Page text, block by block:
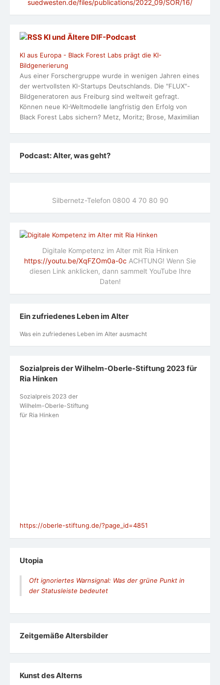
suedwesten.de/files/publications/2022_09/SOR/16/
KI und Ältere DlF-Podcast
KI aus Europa - Black Forest Labs prägt die KI-
Bildgenerierung
Aus einer Forschergruppe wurde in wenigen Jahren eines
der wertvollsten KI-Startups Deutschlands. Die "FLUX"-
Bildgeneratoren aus Freiburg sind weltweit gefragt.
Können neue KI-Weltmodelle langfristig den Erfolg von
Black Forest Labs sichern? Metz, Moritz; Brose, Maximilian
Podcast: Alter, was geht?
Silbernetz-Telefon 0800 4 70 80 90
Digitale Kompetenz im Alter mit Ria Hinken
https://youtu.be/XqFZOm0a-0c ACHTUNG! Wenn Sie
diesen Link anklicken, dann sammelt YouTube Ihre
Daten!
Ein zufriedenes Leben im Alter
Was ein zufriedenes Leben im Alter ausmacht
Sozialpreis der Wilhelm-Oberle-Stiftung 2023 für
Ria Hinken
Sozialpreis 2023 der
Wilhelm-Oberle-Stiftung
für Ria Hinken
https://oberle-stiftung.de/?page_id=4851
Utopia
Oft ignoriertes Warnsignal: Was der grüne Punkt in
der Statusleiste bedeutet
Zeit­ge­mäße Alters­bil­der
Kunst des Alterns